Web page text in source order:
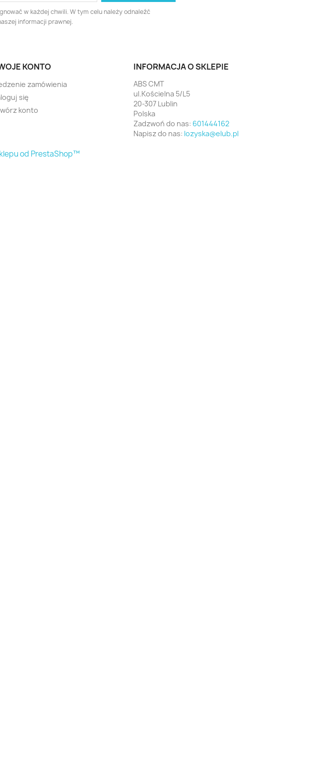
w każdej chwili. W tym celu należy odnaleźć
informacji prawnej.
KONTO
zamówienia
się
konto
INFORMACJA O SKLEPIE
ABS CMT
ul.Kościelna 5/L5
20-307 Lublin
Polska
Zadzwoń do nas: 601444162
Napisz do nas: lozyska@elub.pl
od PrestaShop™